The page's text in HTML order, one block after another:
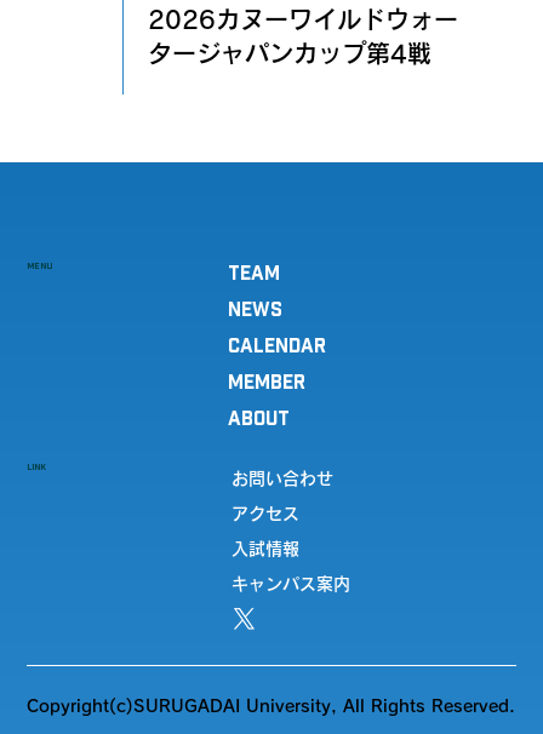
2026カヌーワイルドウォー
タージャパンカップ第4戦
MENU
TEAM
NEWS
CALENDAR
MEMBER
ABOUT
LINK
お問い合わせ
アクセス
入試情報
キャンパス案内
Copyright(c)SURUGADAI University, All Rights Reserved.